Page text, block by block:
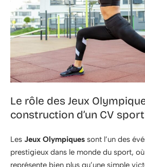
Le rôle des Jeux
construction d’un CV
Les Jeux Olympiques sont l’un des
prestigieux dans le monde du sport,